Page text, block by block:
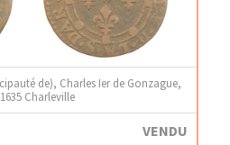
de), Charles Ier de Gonzague,
Charleville
VENDU